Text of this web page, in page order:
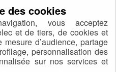
vous acceptez
et de tiers, de cookies et
d’audience, partage
personnalisation des
sur nos services et